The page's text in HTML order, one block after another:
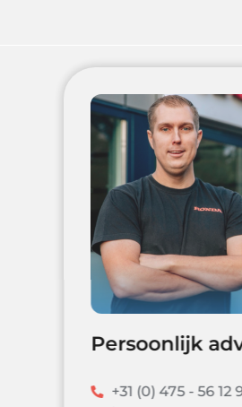
Persoonlijk
+31 (0) 475 - 56 12 90